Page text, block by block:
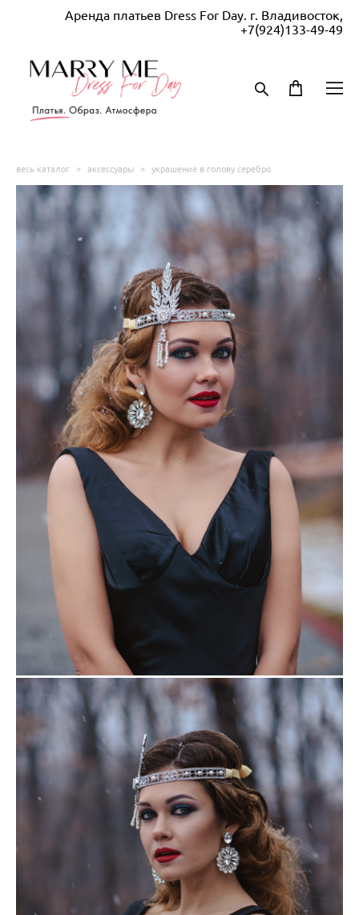
Аренда платьев Dress For Day. г. Владивосток,
+7(924)133-49-49
весь каталог > аксессуары > украшение в голову серебро